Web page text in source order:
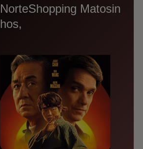
NorteShopping Matosin
hos,